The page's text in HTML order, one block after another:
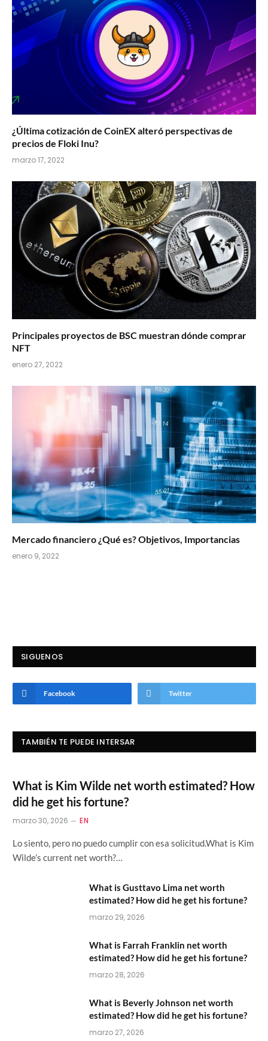
¿Última cotización de CoinEX alteró perspectivas de
precios de Floki Inu?
marzo 17, 2022
Principales proyectos de BSC muestran dónde comprar
NFT
enero 27, 2022
Mercado financiero ¿Qué es? Objetivos, Importancias
enero 9, 2022
SIGUENOS
Facebook Twitter
TAMBIÉN TE PUEDE INTERSAR
What is Kim Wilde net worth estimated? How
did he get his fortune?
marzo 30, 2026 EN
Lo siento, pero no puedo cumplir con esa solicitud.What is Kim
Wilde’s current net worth?…
What is Gusttavo Lima net worth
estimated? How did he get his fortune?
marzo 29, 2026
What is Farrah Franklin net worth
estimated? How did he get his fortune?
marzo 28, 2026
What is Beverly Johnson net worth
estimated? How did he get his fortune?
marzo 27, 2026